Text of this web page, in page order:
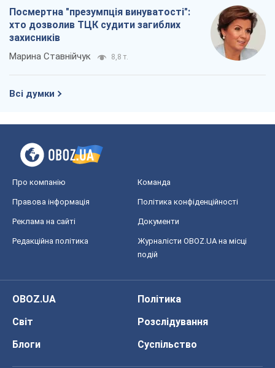
Посмертна "презумпція винуватості":
хто дозволив ТЦК судити загиблих
захисників
Марина Ставнійчук 8,8 т.
Всі думки
Про компанію Команда
Правова інформація Політика конфіденційності
Реклама на сайті Документи
Редакційна політика
Журналісти OBOZ.UA на місці
подій
OBOZ.UA
Політика
Світ
Розслідування
Блоги
Суспільство